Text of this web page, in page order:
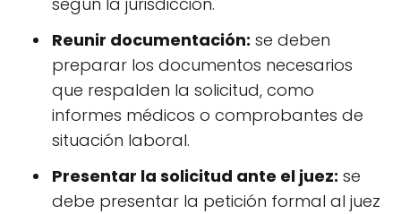
Reunir documentación: se deben
preparar los documentos necesarios
que respalden la solicitud, como
informes médicos o comprobantes de
situación laboral.
Presentar la solicitud ante el juez: se
debe presentar la petición formal al juez